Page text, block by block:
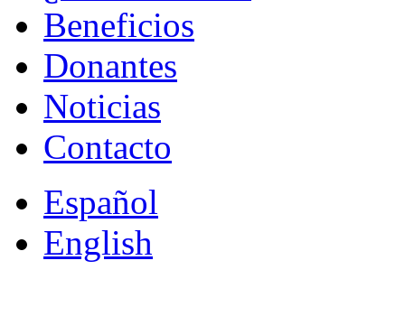
Beneficios
Donantes
Noticias
Contacto
Español
English